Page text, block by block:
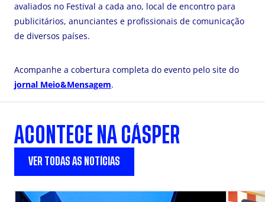
avaliados no Festival a cada ano, local de encontro para
publicitários, anunciantes e profissionais de comunicação
de diversos países.
Acompanhe a cobertura completa do evento pelo site do
jornal Meio&Mensagem.
ACONTECE NA CÁSPER
VER TODAS AS NOTÍCIAS